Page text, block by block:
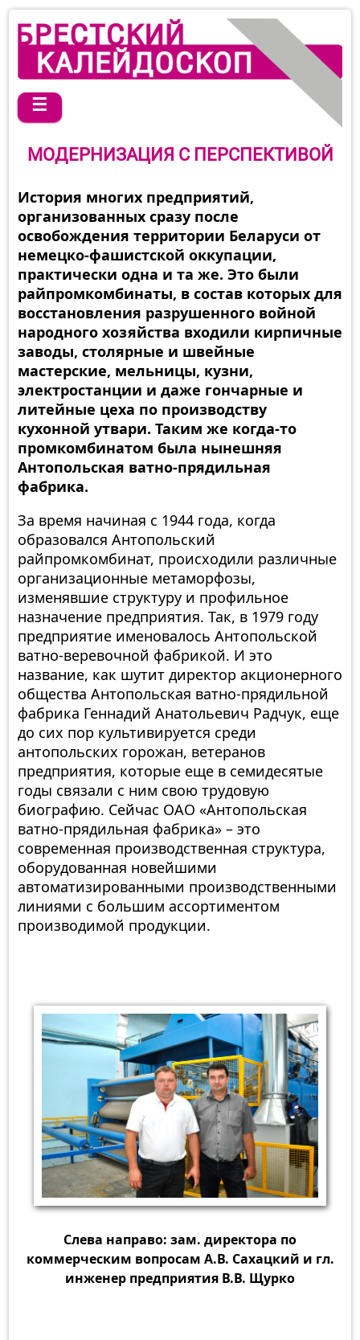
☰
МОДЕРНИЗАЦИЯ С ПЕРСПЕКТИВОЙ
История многих предприятий,
организованных сразу после
освобождения территории Беларуси от
немецко-фашистской оккупации,
практически одна и та же. Это были
райпромкомбинаты, в состав которых для
восстановления разрушенного войной
народного хозяйства входили кирпичные
заводы, столярные и швейные
мастерские, мельницы, кузни,
электростанции и даже гончарные и
литейные цеха по производству
кухонной утвари. Таким же когда-то
промкомбинатом была нынешняя
Антопольская ватно-прядильная
фабрика.
За время начиная с 1944 года, когда
образовался Антопольский
райпромкомбинат, происходили различные
организационные метаморфозы,
изменявшие структуру и профильное
назначение предприятия. Так, в 1979 году
предприятие именовалось Антопольской
ватно-веревочной фабрикой. И это
название, как шутит директор акционерного
общества Антопольская ватно-прядильной
фабрика Геннадий Анатольевич Радчук, еще
до сих пор культивируется среди
антопольских горожан, ветеранов
предприятия, которые еще в семидесятые
годы связали с ним свою трудовую
биографию. Сейчас ОАО «Антопольская
ватно-прядильная фабрика» – это
современная производственная структура,
оборудованная новейшими
автоматизированными производственными
линиями с большим ассортиментом
производимой продукции.
Слева направо: зам. директора по
коммерческим вопросам А.В. Сахацкий и гл.
инженер предприятия В.В. Щурко